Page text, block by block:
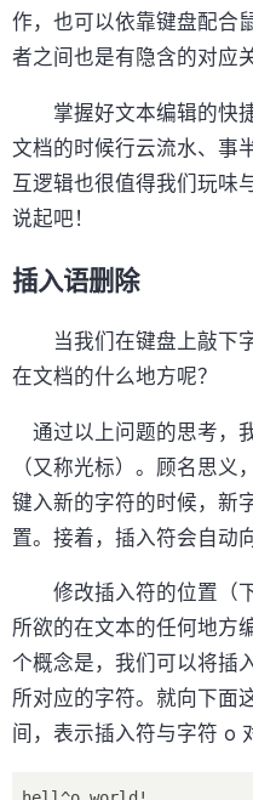
作，也可以依靠键盘配合
者之间也是有隐含的对应
掌握好文本编辑的快捷
文档的时候行云流水、事
互逻辑也很值得我们玩味
说起吧！
插入语删除
当我们在键盘上敲下
在文档的什么地方呢？
通过以上问题的思考，
（又称光标）。顾名思
键入新的字符的时候，新
置。接着，插入符会自动
修改插入符的位置（下
所欲的在文本的任何地方
个概念是，我们可以将插
所对应的字符。就向下面
间，表示插入符与字符 o